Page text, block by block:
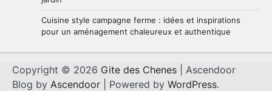
Cuisine style campagne ferme : idées et inspirations
pour un aménagement chaleureux et authentique
Copyright © 2026 Gite des Chenes | Ascendoor
Blog by Ascendoor | Powered by WordPress.